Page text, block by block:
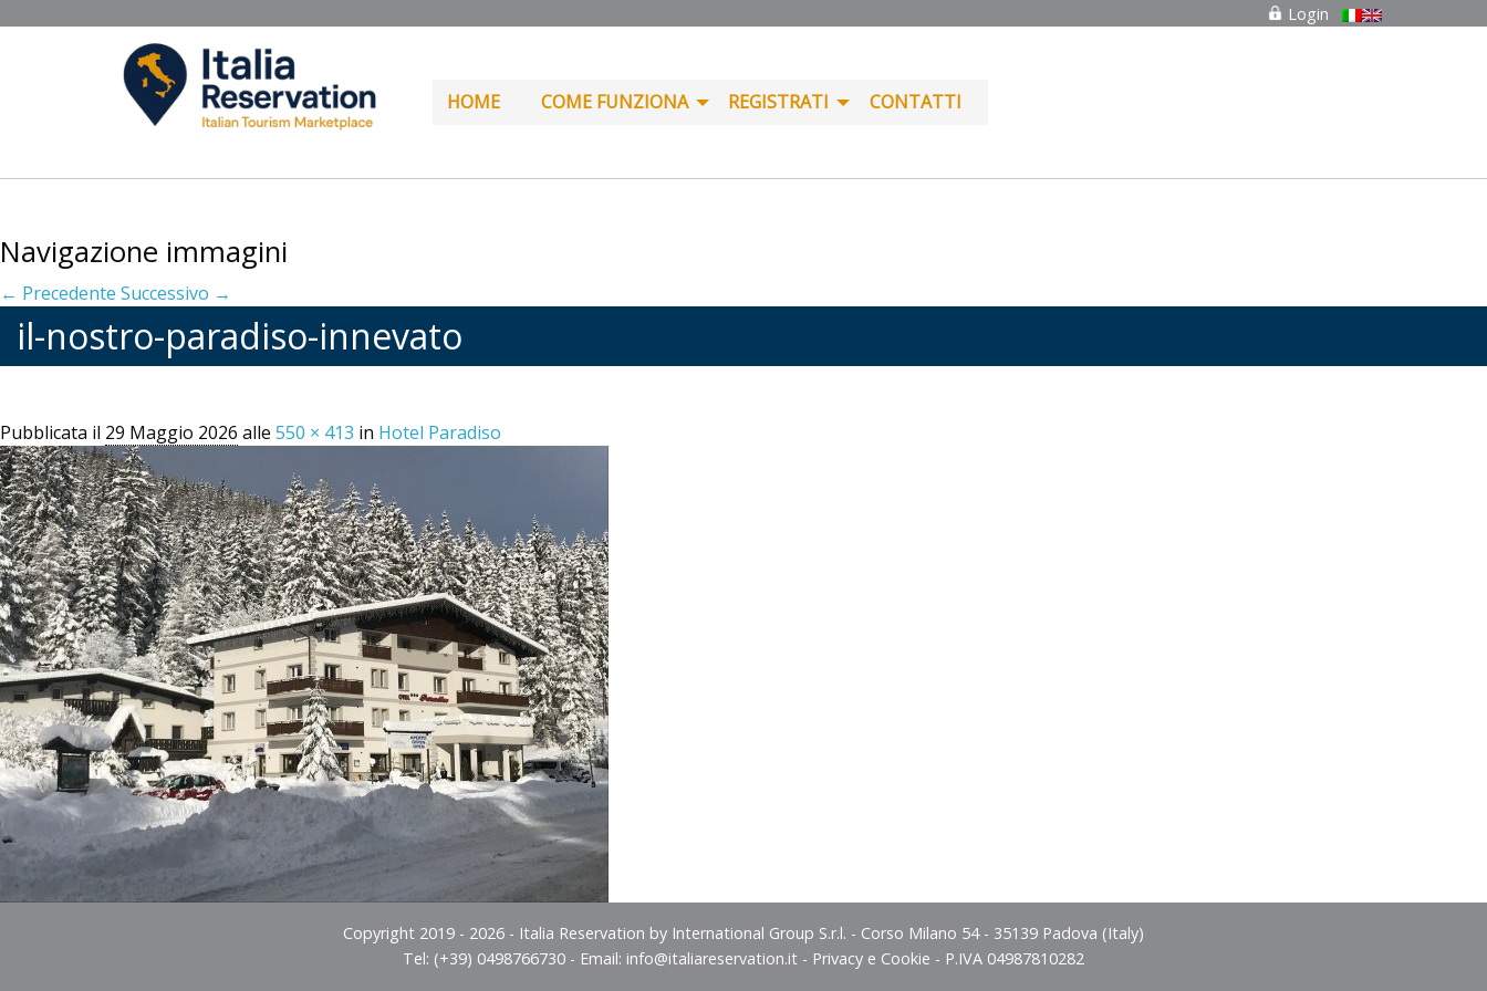
Login
HOME COME FUNZIONA REGISTRATI CONTATTI
Navigazione immagini
← Precedente Successivo →
il-nostro-paradiso-innevato
Pubblicata il 29 Maggio 2026 alle 550 × 413 in Hotel Paradiso
Copyright 2019 - 2026 - Italia Reservation by International Group S.r.l. - Corso Milano 54 - 35139 Padova (Italy)
Tel: (+39) 0498766730 - Email: info@italiareservation.it - Privacy e Cookie - P.IVA 04987810282